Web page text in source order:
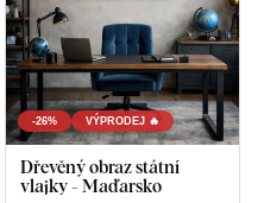
-26% VÝPRODEJ 🔥
Dřevěný obraz státní
vlajky - Maďarsko